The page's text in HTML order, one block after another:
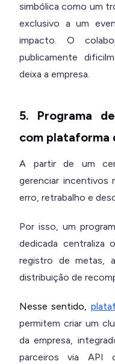
simbólica como um
exclusivo a um
impacto. O
publicamente
deixa a empresa.
5. Programa
com plataforma
A partir de um
gerenciar incentivos
erro, retrabalho e
Por isso, um
dedicada centraliza
registro de metas,
distribuição de
Nesse sentido,
permitem criar um
da empresa,
parceiros via API